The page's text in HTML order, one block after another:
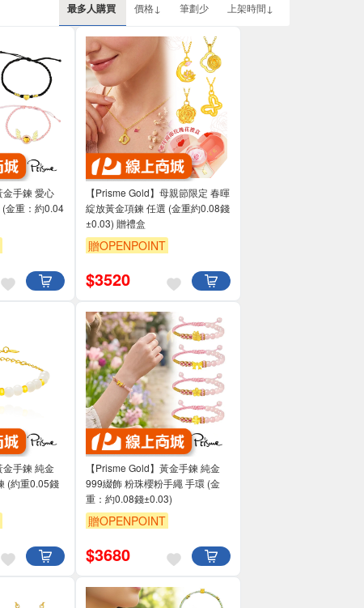
最多人購買 價格↓ 筆劃少 上架時間↓
金手鍊 愛心
金重：約0.04
【Prisme Gold】母親節限定 春暉
綻放黃金項鍊 任選 (金重約0.08錢
±0.03) 贈禮盒
贈OPENPOINT
$3520
金手鍊 純金
(約重0.05錢
【Prisme Gold】黃金手鍊 純金
999綴飾 粉珠櫻粉手繩 手環 (金
重：約0.08錢±0.03)
贈OPENPOINT
$3680